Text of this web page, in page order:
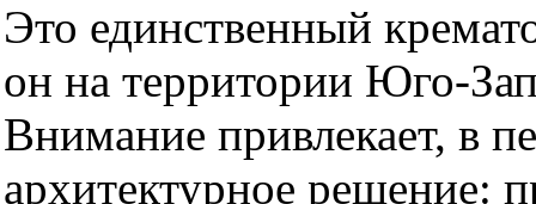
Это единственный
он на территории Юго-
Внимание привлекает, в
архитектурное решение: